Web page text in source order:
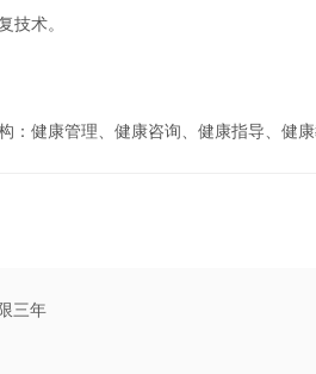
技术。
：健康管理、健康咨询、健康指导、健康
三年